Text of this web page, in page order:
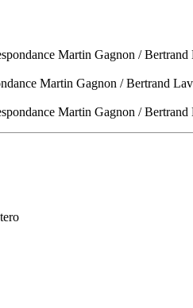
Martin Gagnon / Bertrand
Martin Gagnon / Bertrand
Martin Gagnon / Bertrand